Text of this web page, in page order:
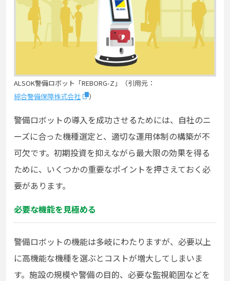
ALSOK警備ロボット「REBORG-Z」（引用元：
綜合警備保障株式会社
）
警備ロボットの導入を成功させるためには、自社のニ
ーズに合った機種選定と、適切な運用体制の構築が不
可欠です。初期投資を抑えながら最大限の効果を得る
ために、いくつかの重要なポイントを押さえておく必
要があります。
必要な機能を見極める
警備ロボットの機能は多岐にわたりますが、必要以上
に高機能な機種を選ぶとコストが増大してしまいま
す。施設の規模や警備の目的、必要な監視範囲などを